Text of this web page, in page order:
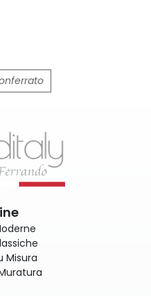
Misura